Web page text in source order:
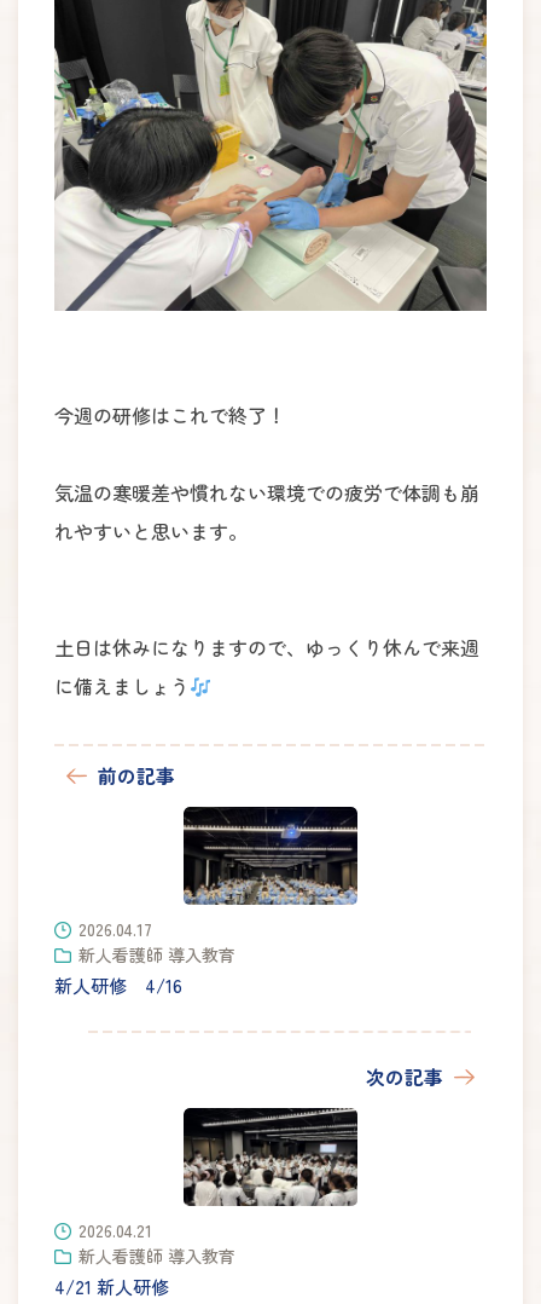
今週の研修はこれで終了！
気温の寒暖差や慣れない環境での疲労で体調も崩
れやすいと思います。
土日は休みになりますので、ゆっくり休んで来週
に備えましょう
前の記事
2026.04.17
新人看護師 導入教育
新人研修 4/16
次の記事
2026.04.21
新人看護師 導入教育
4/21 新人研修